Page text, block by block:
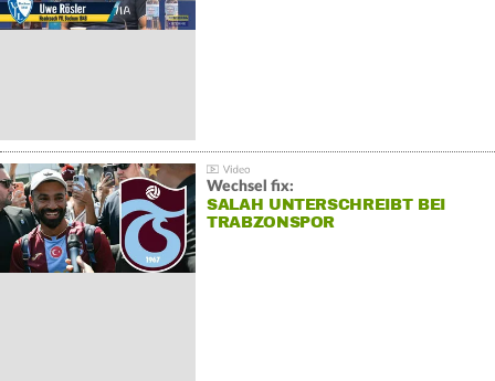
Wechsel fix:
SALAH UNTERSCHREIBT BEI
TRABZONSPOR